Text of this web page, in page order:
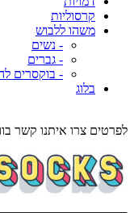
קרסוליות
משהו ללבוש
- נשים
- גברים
- בוקסרים
בלוג
מספקים
לפרטים צרו איתנו קשר